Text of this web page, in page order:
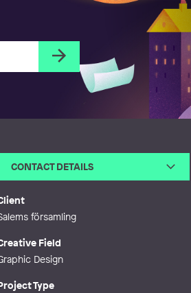
CONTACT DETAILS
Web
församling
Field
Design
Type